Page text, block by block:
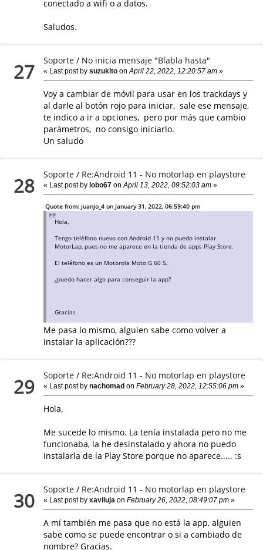
conectado a wifi o a datos.
Saludos.
27 Soporte / No inicia mensaje "Blabla hasta"
« Last post bysuzukito on April 22, 2022, 12:20:57 am »
Voy a cambiar de móvil para usar en los trackdays y
al darle al botón rojo para iniciar, sale ese mensaje,
te indico a ir a opciones, pero por más que cambio
parámetros, no consigo iniciarlo.
Un saludo
28 Soporte / Re:Android 11 - No motorlap en playstore
« Last post by lobo67 on April 13, 2022, 09:52:03 am »
Quote from: juanjo_4 on January 31, 2022, 06:59:40 pm
Hola,
Tengo teléfono nuevo con Android 11 y no puedo instalar
MotorLap, pues no me aparece en la tienda de apps Play Store.
El teléfono es un Motorola Moto G 60 S.
¿puedo hacer algo para conseguir la app?
Gracias
Me pasa lo mismo, alguien sabe como volver a
instalar la aplicación???
29 Soporte / Re:Android 11 - No motorlap en playstore
« Last post bynachomad on February 28, 2022, 12:55:06 pm »
Hola,
Me sucede lo mismo. La tenía instalada pero no me
funcionaba, la he desinstalado y ahora no puedo
instalarla de la Play Store porque no aparece..... :s
30 Soporte / Re:Android 11 - No motorlap en playstore
« Last post byxaviluja on February 26, 2022, 08:49:07 pm »
A mí también me pasa que no está la app, alguien
sabe como se puede encontrar o si a cambiado de
nombre? Gracias.